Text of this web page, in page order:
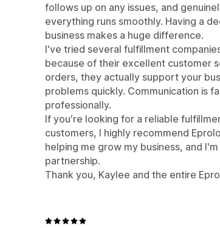
follows up on any issues, and
everything runs smoothly. Having a
business makes a huge difference.
I've tried several fulfillment
because of their excellent customer
orders, they actually support your
problems quickly. Communication is
professionally.
If you're looking for a reliable
customers, I highly recommend
helping me grow my business, and
partnership.
Thank you, Kaylee and the entire